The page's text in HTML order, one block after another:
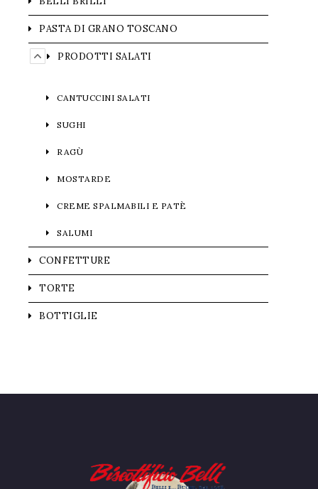
PASTA DI GRANO TOSCANO
PRODOTTI SALATI
CANTUCCINI SALATI
SUGHI
RAGÙ
MOSTARDE
CREME SPALMABILI E PATÈ
SALUMI
CONFETTURE
TORTE
BOTTIGLIE